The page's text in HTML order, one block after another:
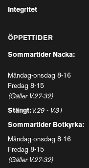
Integritet
ÖPPETTIDER
Sommartider Nacka:
Måndag-onsdag 8-16
Fredag 8-15
(Gäller V.27-32)
Stängt:V.29 - V.31
Sommartider Botkyrka:
Måndag-onsdag 8-16
Fredag 8-15
(Gäller V.27-32)